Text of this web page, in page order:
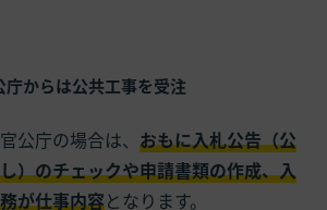
からは公共工事を受注
公庁の場合は、 おもに入札公告（公
）のチェックや申請書類の作成、入
が仕事内容となります。